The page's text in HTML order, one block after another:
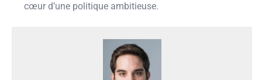
cœur d’une politique ambitieuse.